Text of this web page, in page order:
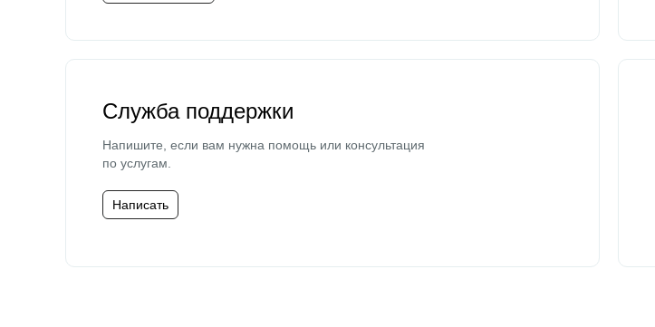
Служба поддержки
Напишите, если вам нужна помощь или консультация
по услугам.
Написать